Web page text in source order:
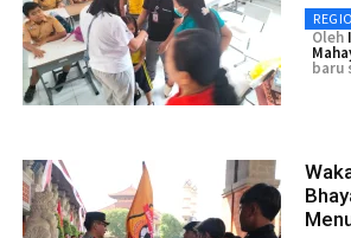
Oleh
baru